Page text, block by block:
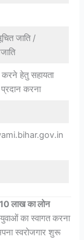
जाति /
करने हेतु सहायता
करना
10 लाख का लोन
का स्वागत करना
स्वरोजगार शुरू